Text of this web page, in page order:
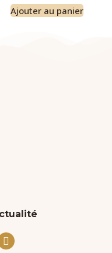
Ajouter au panier